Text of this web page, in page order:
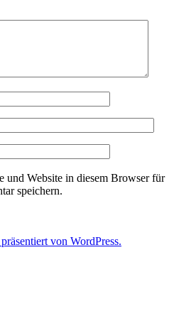
und Website in diesem Browser für
speichern.
von WordPress.